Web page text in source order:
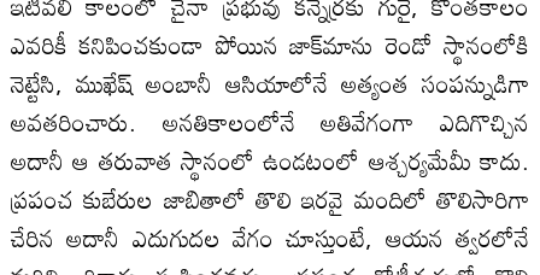
ఎవరికీ కనిపించకుండా పోయిన జాక్‌మాను రెండో స్థానంలోకి
నెట్టేసి, ముఖేష్‌ అంబానీ ఆసియాలోనే అత్యంత సంపన్నుడిగా
అవతరించారు. అనతికాలంలోనే అతివేగంగా ఎదిగొచ్చిన
అదానీ ఆ తరువాత స్థానంలో ఉండటంలో ఆశ్చర్యమేమీ కాదు.
ప్రపంచ కుబేరుల‌ జాబితాలో తొలి ఇరవై మందిలో తొలిసారిగా
చేరిన అదానీ ఎదుగుదల‌ వేగం చూస్తుంటే, ఆయన త్వరలోనే